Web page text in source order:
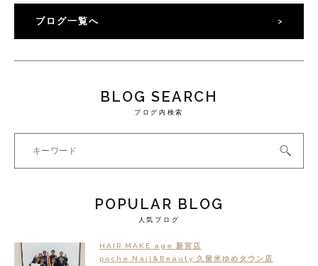
ブログ一覧へ
BLOG SEARCH
ブログ内検索
POPULAR BLOG
人気ブログ
HAIR MAKE age 新宮店
poche Nail&Beauty 久留米ゆめタウン店